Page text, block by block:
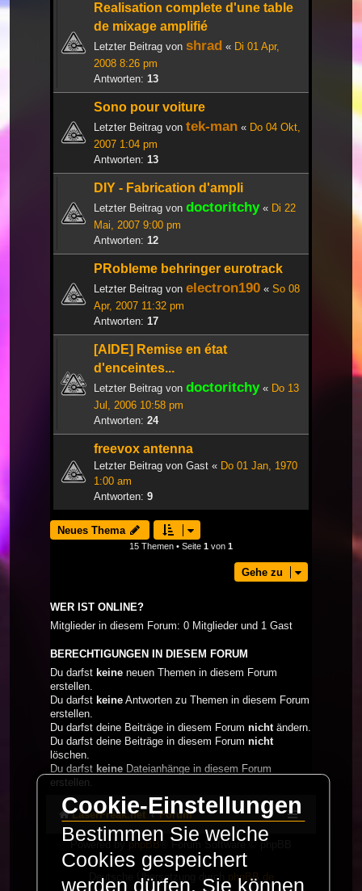
Realisation complete d'une table
de mixage amplifié
Letzter Beitrag von shrad « Di 01 Apr,
2008 8:26 pm
Antworten: 13
Sono pour voiture
Letzter Beitrag von tek-man « Do 04 Okt,
2007 1:04 pm
Antworten: 13
DIY - Fabrication d'ampli
Letzter Beitrag von doctoritchy« Di 22
Mai, 2007 9:00 pm
Antworten: 12
PRobleme behringer eurotrack
Letzter Beitrag von electron190 « So 08
Apr, 2007 11:32 pm
Antworten: 17
[AIDE] Remise en état
d'enceintes...
Letzter Beitrag von doctoritchy« Do 13
Jul, 2006 10:58 pm
Antworten: 24
freevox antenna
Letzter Beitrag von Gast « Do 01 Jan, 1970
1:00 am
Antworten: 9
Neues Thema
15 Themen • Seite 1 von 1
Gehe zu
WER IST ONLINE?
Mitglieder in diesem Forum: 0 Mitglieder und 1 Gast
BERECHTIGUNGEN IN DIESEM FORUM
Du darfst keine neuen Themen in diesem Forum
erstellen.
Du darfst keine Antworten zu Themen in diesem Forum
erstellen.
Du darfst deine Beiträge in diesem Forum nichtändern.
Du darfst deine Beiträge in diesem Forum nicht
löschen.
Du darfst keine Dateianhänge in diesem Forum
erstellen.
LaserFreak.net Forum
Powered byphpBB ® Forum Software © phpBB
Limited
Deutsche Übersetzung durch phpBB.de
Cookie-Einstellungen
Bestimmen Sie welche
Cookies gespeichert
werden dürfen. Sie können